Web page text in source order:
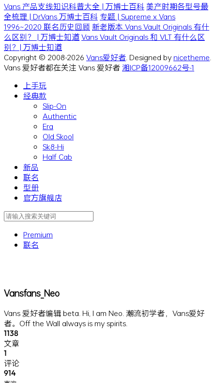
Vans 产品支线知识科普大全 | 万博士百科美产时期各型号最
全梳理 | Dr.Vans 万博士百科 专题 | Supreme x Vans
1996~2020 联名历史回顾 新老版本 Vans Vault Originals 有什
么区别？ | 万博士知道Vans Vault Originals 和 VLT 有什么区
别？| 万博士知道
Copyright © 2008-2026 Vans爱好者 . Designed bynicetheme
Vans 爱好者都在关注 Vans 爱好者湘ICP备12009662号-1
上手玩
经典款
Slip-On
Authentic
Era
Old Skool
Sk8-Hi
Half Cab
新品
联名
型册
官方旗舰店
Premium
联名
Vansfans_Neo
Vans 爱好者编辑 beta. Hi, I am Neo. 潮流初学者，Vans爱好
者。Off the Wall always is my spirits.
1138
文章
1
评论
914